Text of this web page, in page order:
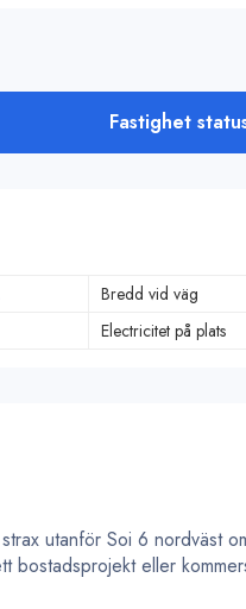
Fastighet
Bredd vid väg
Electricitet på plats
utanför Soi 6 nordväst
bostadsprojekt eller